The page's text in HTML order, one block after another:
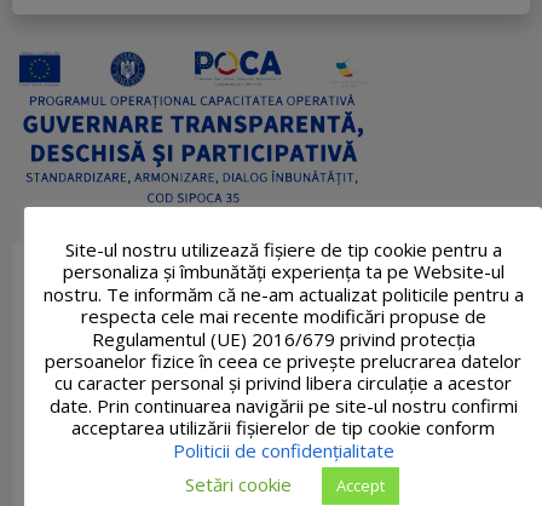
Site-ul nostru utilizează fişiere de tip cookie pentru a
personaliza și îmbunătăți experiența ta pe Website-ul
nostru. Te informăm că ne-am actualizat politicile pentru a
respecta cele mai recente modificări propuse de
Regulamentul (UE) 2016/679 privind protecția
persoanelor fizice în ceea ce privește prelucrarea datelor
cu caracter personal și privind libera circulație a acestor
date. Prin continuarea navigării pe site-ul nostru confirmi
acceptarea utilizării fişierelor de tip cookie conform
Politicii de confidențialitate
Setări cookie
Accept